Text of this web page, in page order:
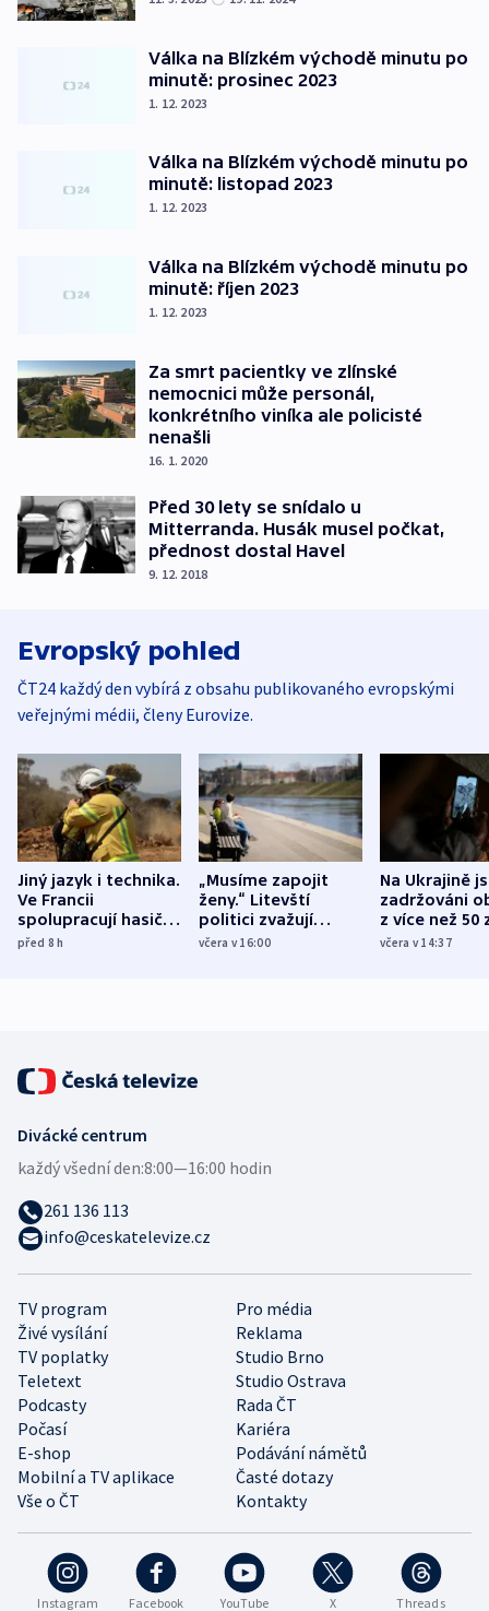
Válka na Blízkém východě minutu po
minutě: prosinec 2023
1. 12. 2023
Válka na Blízkém východě minutu po
minutě: listopad 2023
1. 12. 2023
Válka na Blízkém východě minutu po
minutě: říjen 2023
1. 12. 2023
Za smrt pacientky ve zlínské
nemocnici může personál,
konkrétního viníka ale policisté
nenašli
16. 1. 2020
Před 30 lety se snídalo u
Mitterranda. Husák musel počkat,
přednost dostal Havel
9. 12. 2018
Evropský pohled
ČT24 každý den vybírá z obsahu publikovaného evropskými
veřejnými médii, členy Eurovize.
Jiný jazyk i technika.
Ve Francii
spolupracují hasiči z
různých zemí
před 8h
„Musíme zapojit
ženy.“ Litevští
politici zvažují
dohodu o
včera v 16:00
Na Ukrajině
zadržováni
z více než 50
Bojovali na
včera v 14:37
Instagram Facebook YouTube X Threads
TV program
Pro média
Živé vysílání
Reklama
TV poplatky
Studio Brno
Teletext
Studio Ostrava
Podcasty
Rada ČT
Počasí
Kariéra
E-shop
Podávání námětů
Mobilní a TV aplikace
Časté dotazy
Vše o ČT
Kontakty
Divácké centrum
každý všední den:8:00—16:00 hodin
261 136 113
info@ceskatelevize.cz